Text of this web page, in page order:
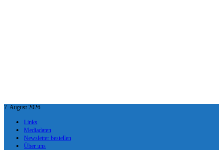
7. August 2026
Links
Mediadaten
Newsletter bestellen
Über uns